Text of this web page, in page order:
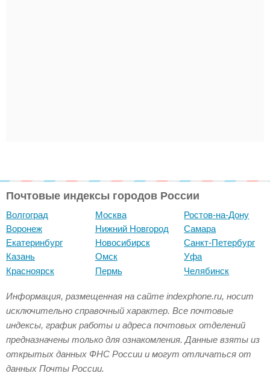
Почтовые индексы городов России
Волгоград
Воронеж
Екатеринбург
Казань
Красноярск
Москва
Нижний Новгород
Новосибирск
Омск
Пермь
Ростов-на-Дону
Самара
Санкт-Петербург
Уфа
Челябинск
Информация, размещенная на сайте indexphone.ru, носит
исключительно справочный характер. Все почтовые
индексы, график работы и адреса почтовых отделений
предназначены только для ознакомления. Данные взяты из
открытых данных ФНС России и могут отличаться от
данных Почты России.